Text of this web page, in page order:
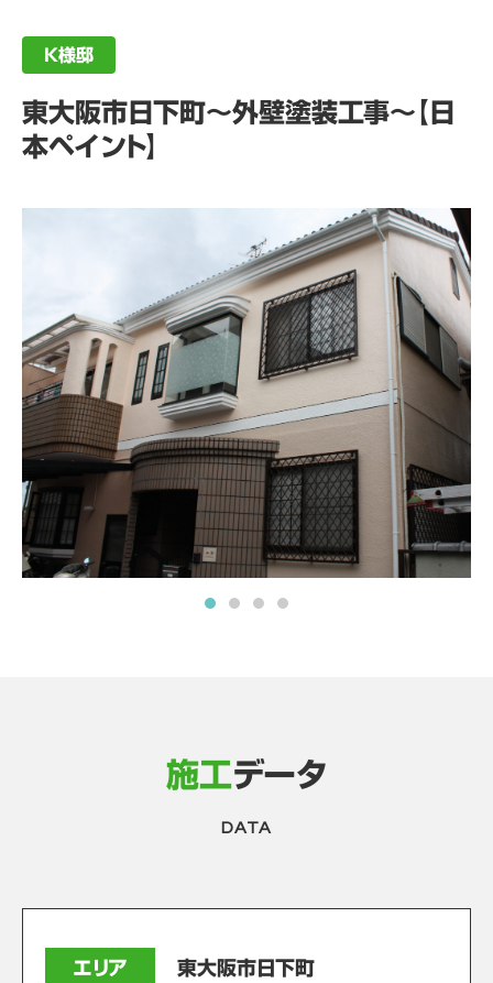
K様邸
東大阪市日下町～外壁塗装工事～【日
本ペイント】
施工データ
DATA
エリア 東大阪市日下町